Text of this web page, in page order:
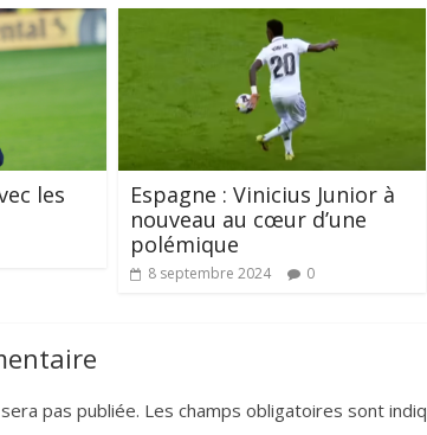
les
Espagne : Vinicius Junior à
nouveau au cœur d’une
polémique
8 septembre 2024 0
pas publiée. Les champs obligatoires sont